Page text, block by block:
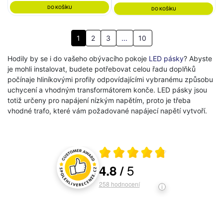
DO KOŠÍKU DO KOŠÍKU
1 2 3 ... 10
Hodily by se i do vašeho obývacího pokoje LED pásky? Abyste
je mohli instalovat, budete potřebovat celou řadu doplňků
počínaje hliníkovými profily odpovídajícími vybranému způsobu
uchycení a vhodným transformátorem konče. LED pásky jsou
totiž určeny pro napájení nízkým napětím, proto je třeba
vhodné trafo, které vám požadované napájecí napětí vytvoří.
Hodnocení a recenze zákazníků
Průměrné hodnocení 4.8 z 5
4.8/5
258 hodnocení